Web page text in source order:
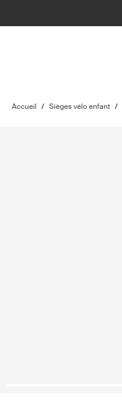
Accueil / Sièges vélo enfant /